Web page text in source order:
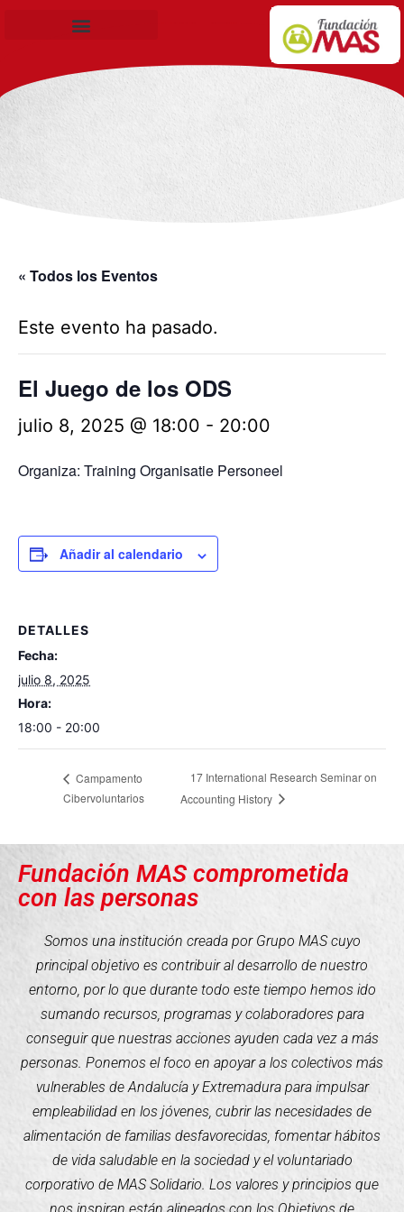
« Todos los Eventos
Este evento ha pasado.
El Juego de los ODS
julio 8, 2025 @ 18:00 - 20:00
Organiza: Training Organisatie Personeel
Añadir al calendario
DETALLES
Fecha:
julio 8, 2025
Hora:
18:00 - 20:00
Campamento
Cibervoluntarios
17 International Research Seminar on
Accounting History
Fundación MAS comprometida
con las personas
Somos una institución creada por Grupo MAS cuyo
principal objetivo es contribuir al desarrollo de nuestro
entorno, por lo que durante todo este tiempo hemos ido
sumando recursos, programas y colaboradores para
conseguir que nuestras acciones ayuden cada vez a más
personas. Ponemos el foco en apoyar a los colectivos más
vulnerables de Andalucía y Extremadura para impulsar
empleabilidad en los jóvenes, cubrir las necesidades de
alimentación de familias desfavorecidas, fomentar hábitos
de vida saludable en la sociedad y el voluntariado
corporativo de MAS Solidario. Los valores y principios que